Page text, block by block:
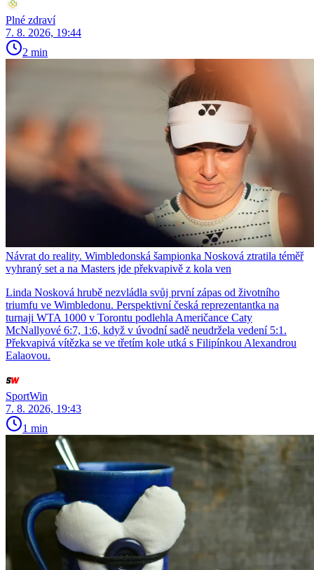
Plné zdraví
7. 8. 2026, 19:44
2 min
Návrat do reality. Wimbledonská šampionka Nosková ztratila téměř
vyhraný set a na Masters jde překvapivě z kola ven
Linda Nosková hrubě nezvládla svůj první zápas od životního
triumfu ve Wimbledonu. Perspektivní česká reprezentantka na
turnaji WTA 1000 v Torontu podlehla Američance Caty
McNallyové 6:7, 1:6, když v úvodní sadě neudržela vedení 5:1.
Překvapivá vítězka se ve třetím kole utká s Filipínkou Alexandrou
Ealaovou.
SportWin
7. 8. 2026, 19:43
1 min